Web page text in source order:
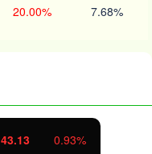
20.00% 7.68%
11.37 1.01%